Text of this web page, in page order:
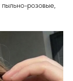
розовые,